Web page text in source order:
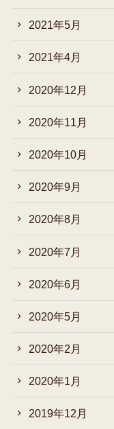
2021年5月
2021年4月
2020年12月
2020年11月
2020年10月
2020年9月
2020年8月
2020年7月
2020年6月
2020年5月
2020年2月
2020年1月
2019年12月